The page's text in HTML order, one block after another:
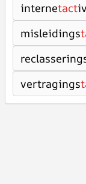
internetact
misleidings
vertragings